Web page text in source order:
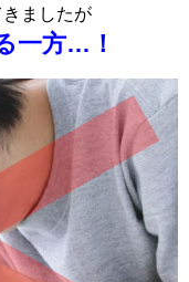
ましたが
一方…！